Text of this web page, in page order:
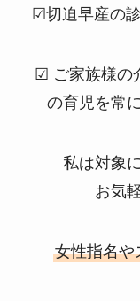
☑︎切迫早産の
☑︎ ご家族様の
の育児を常
私は対象
お気
女性指名や